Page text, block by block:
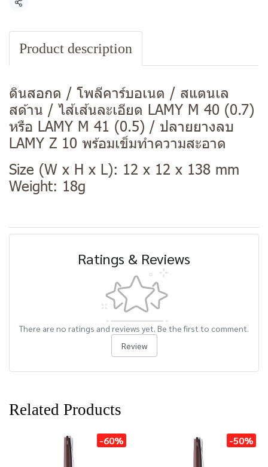
Share
Product description
ดินสอกด / โพลีคาร์บอเนต / สแตนเล
สด้าน / ไส้เส้นละเอียด LAMY M 40 (0.7)
หรือ LAMY M 41 (0.5) / ปลายยางลบ
LAMY Z 10 พร้อมเข็มทำความสะอาด
Size (W x H x L): 12 x 12 x 138 mm
Weight: 18g
Ratings & Reviews
There are no ratings and reviews yet. Be the first to comment.
Review
Related Products
-60% -50%